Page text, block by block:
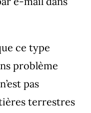
ce type
problème
pas
terrestres